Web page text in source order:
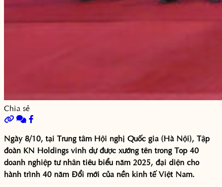
Chia sẻ
Ngày 8/10, tại Trung tâm Hội nghị Quốc gia (Hà Nội), Tập
đoàn KN Holdings vinh dự được xướng tên trong Top 40
doanh nghiệp tư nhân tiêu biểu năm 2025, đại diện cho
hành trình 40 năm Đổi mới của nền kinh tế Việt Nam.